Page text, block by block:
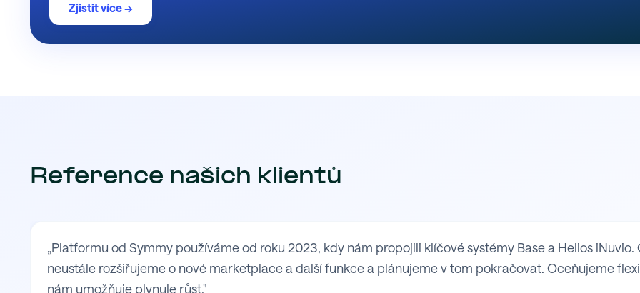
Zjistit více →
Reference našich klientů
„Platformu od Symmy používáme od roku 2023, kdy nám propojili klíčové systémy Base a Helios
neustále rozšiřujeme o nové marketplace a další funkce a plánujeme v tom pokračovat. Oceňujeme
nám umožňuje plynule růst."